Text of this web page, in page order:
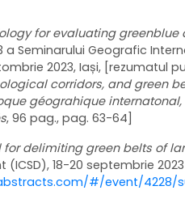
for evaluating
a Seminarului Geografic
2023, Iași, [rezumatul
corridors, and green
géograhique internatonal,
, 96 pag., pag. 63-64]
delimiting green belts of
18-20 septembrie
#/event/4228/